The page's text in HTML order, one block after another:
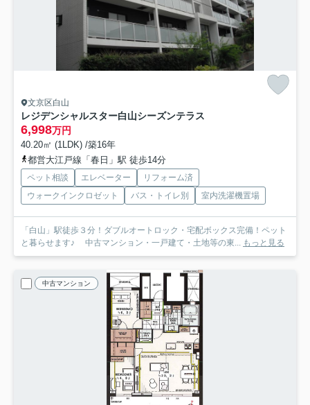
文京区白山
レジデンシャルスター白山シーズンテラス
6,998万円
40.20㎡ (1LDK) /築16年
都営大江戸線「春日」駅 徒歩14分
ペット相談 エレベーター
リフォーム済
ウォークインクロゼット
バス・トイレ別 室内洗濯機置場
「白山」駅徒歩３分！ダブルオートロック・宅配ボックス完備！ペット
と暮らせます♪ 中古マンション・一戸建て・土地等の東... もっと見る
中古マンション